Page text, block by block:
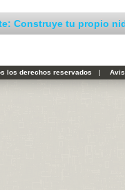
Construye tu propio
los derechos reservados |